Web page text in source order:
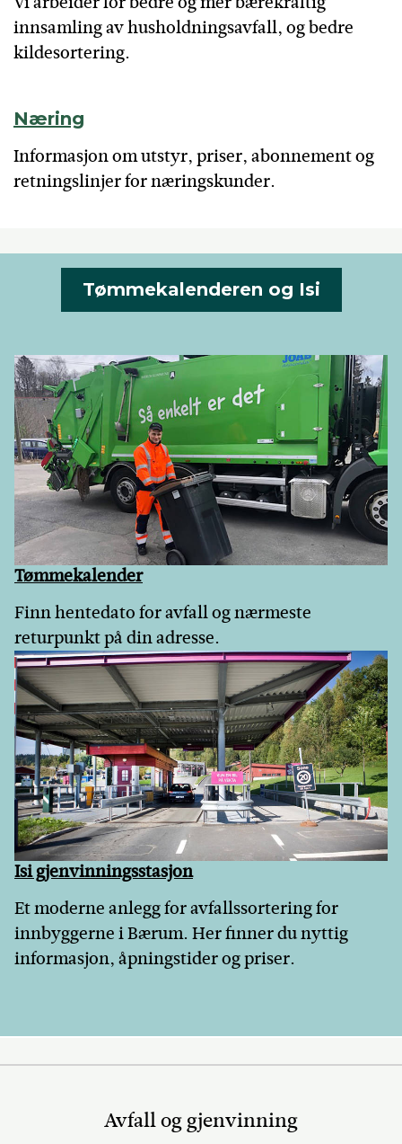
innsamling av husholdningsavfall, og bedre
kildesortering.
Næring
Informasjon om utstyr, priser, abonnement og
retningslinjer​ for næringskunder. ​
Tømmekalenderen og Isi
Tømmekalender
Finn hentedato for avfall og nærmeste
returpunkt på din adresse.
Isi gjenvinningsstasjon
Et moderne anlegg for avfallssortering for
innbyggerne i Bærum. Her finner du nyttig
informasjon, åpningstider og priser.
Avfall og gjenvinning